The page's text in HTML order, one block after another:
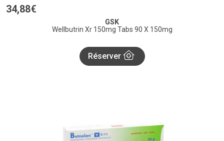
34,88€
GSK
Wellbutrin Xr 150mg Tabs 90 X 150mg
Réserver